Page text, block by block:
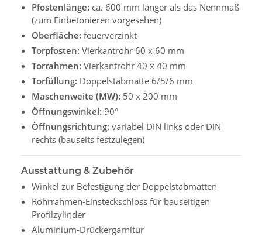
Pfostenlänge: ca. 600 mm länger als das Nennmaß
(zum Einbetonieren vorgesehen)
Oberfläche: feuerverzinkt
Torpfosten: Vierkantrohr 60 x 60 mm
Torrahmen: Vierkantrohr 40 x 40 mm
Torfüllung: Doppelstabmatte 6/5/6 mm
Maschenweite (MW): 50 x 200 mm
Öffnungswinkel: 90°
Öffnungsrichtung: variabel DIN links oder DIN
rechts (bauseits festzulegen)
Ausstattung & Zubehör
Winkel zur Befestigung der Doppelstabmatten
Rohrrahmen-Einsteckschloss für bauseitigen
Profilzylinder
Aluminium-Drückergarnitur